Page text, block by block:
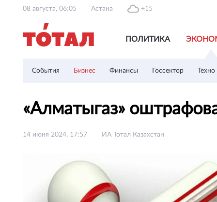
08 августа, 06:05 Астана +15
ПОЛИТИКА
События Бизнес Финансы Госсектор Техно
«Алматыгаз»
14 июня 2024, 17:57 ИА Тотал Казахстан